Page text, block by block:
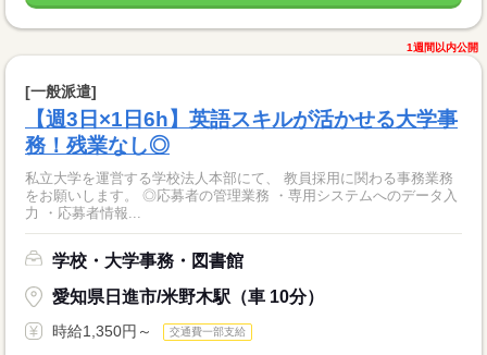
1週間以内公開
[一般派遣]
【週3日×1日6h】英語スキルが活かせる大学事
務！残業なし◎
私立大学を運営する学校法人本部にて、 教員採用に関わる事務業務
をお願いします。 ◎応募者の管理業務 ・専用システムへのデータ入
力 ・応募者情報...
学校・大学事務・図書館
愛知県日進市/米野木駅（車 10分）
時給1,350円～ 交通費一部支給